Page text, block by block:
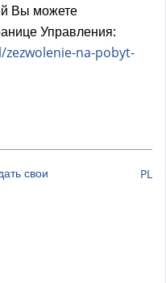
Вы можете
Управления:
na-pobyt-
свои
PL